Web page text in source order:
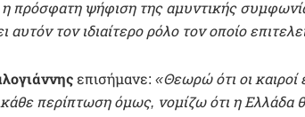
η πρόσφατη ψήφιση της αμυντικής
αυτόν τον ιδιαίτερο ρόλο τον οποίο
επισήμανε: «Θεωρώ ότι οι καιροί
περίπτωση όμως, νομίζω ότι η Ελλάδα